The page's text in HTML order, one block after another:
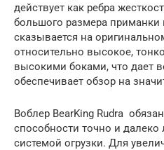
действует как ребра
большого размера приманки
сказывается на
относительно высокое,
высокими боками, что дает
обеспечивает обзор на
Воблер BearKing Rudra
способности точно и далеко
системой огрузки. Для